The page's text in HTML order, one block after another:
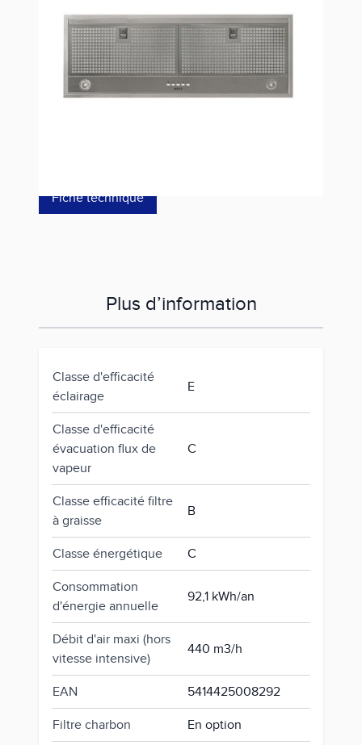
Référence 829/1
774,00 €
Fiche technique
Plus d’information
Classe d'efficacité
éclairage
E
Classe d'efficacité
évacuation flux de
vapeur
C
Classe efficacité filtre
à graisse
B
Classe énergétique C
Consommation
d'énergie annuelle
92,1 kWh/an
Débit d'air maxi (hors
vitesse intensive)
440 m3/h
EAN 5414425008292
Filtre charbon En option